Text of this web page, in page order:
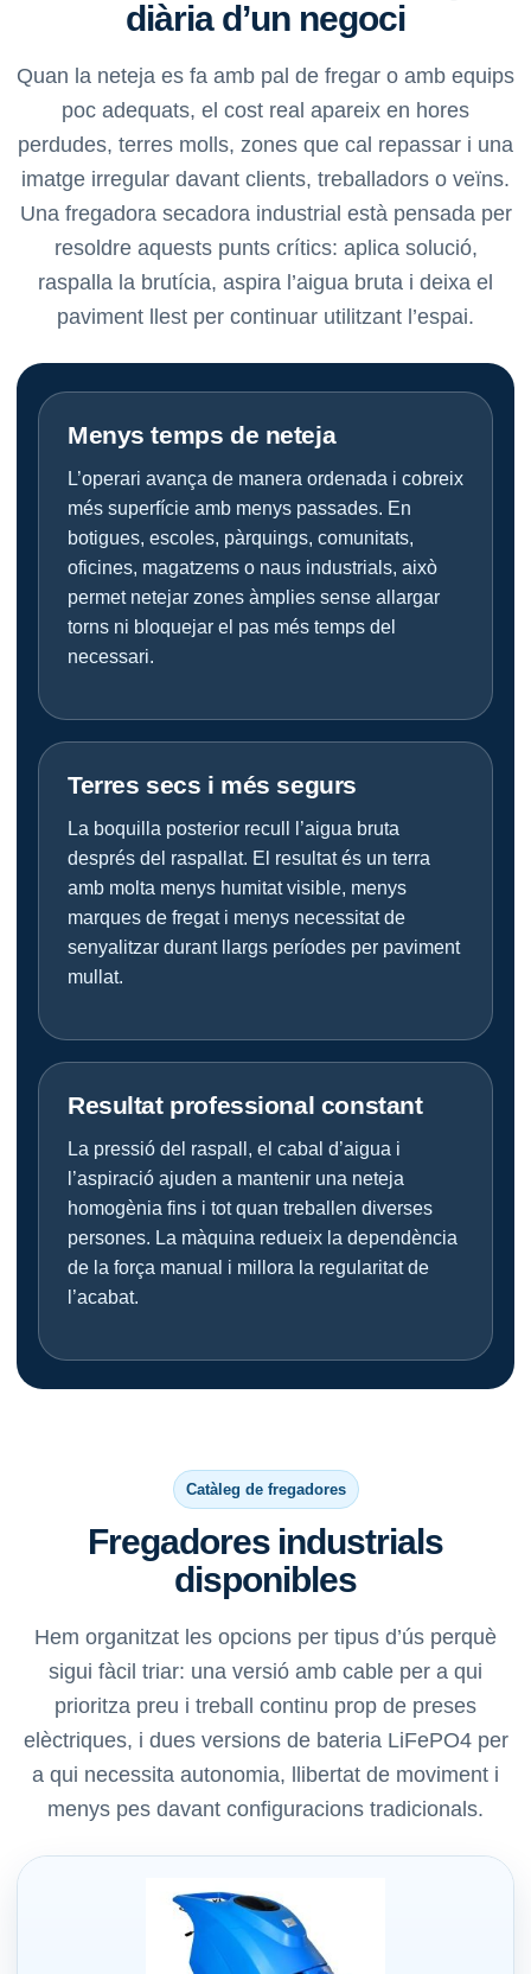
diària d’un negoci
Quan la neteja es fa amb pal de fregar o amb equips
poc adequats, el cost real apareix en hores
perdudes, terres molls, zones que cal repassar i una
imatge irregular davant clients, treballadors o veïns.
Una fregadora secadora industrial està pensada per
resoldre aquests punts crítics: aplica solució,
raspalla la brutícia, aspira l’aigua bruta i deixa el
paviment llest per continuar utilitzant l’espai.
Menys temps de neteja
L’operari avança de manera ordenada i cobreix
més superfície amb menys passades. En
botigues, escoles, pàrquings, comunitats,
oficines, magatzems o naus industrials, això
permet netejar zones àmplies sense allargar
torns ni bloquejar el pas més temps del
necessari.
Terres secs i més segurs
La boquilla posterior recull l’aigua bruta
després del raspallat. El resultat és un terra
amb molta menys humitat visible, menys
marques de fregat i menys necessitat de
senyalitzar durant llargs períodes per paviment
mullat.
Resultat professional constant
La pressió del raspall, el cabal d’aigua i
l’aspiració ajuden a mantenir una neteja
homogènia fins i tot quan treballen diverses
persones. La màquina redueix la dependència
de la força manual i millora la regularitat de
l’acabat.
Catàleg de fregadores
Fregadores industrials
disponibles
Hem organitzat les opcions per tipus d’ús perquè
sigui fàcil triar: una versió amb cable per a qui
prioritza preu i treball continu prop de preses
elèctriques, i dues versions de bateria LiFePO4 per
a qui necessita autonomia, llibertat de moviment i
menys pes davant configuracions tradicionals.